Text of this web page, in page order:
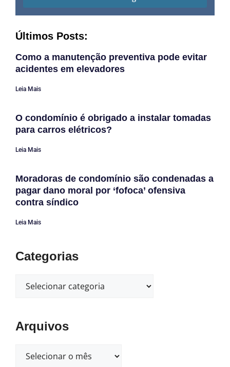
Últimos Posts:
Como a manutenção preventiva pode evitar
acidentes em elevadores
Leia Mais
O condomínio é obrigado a instalar tomadas
para carros elétricos?
Leia Mais
Moradoras de condomínio são condenadas a
pagar dano moral por ‘fofoca’ ofensiva
contra síndico
Leia Mais
Categorias
Arquivos